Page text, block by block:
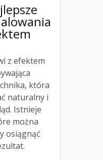
z efektem
która
naturalny i
Istnieje
można
osiągnąć